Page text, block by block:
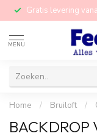
Gratis levering
MENU
Home / Bruiloft /
BACKDROP